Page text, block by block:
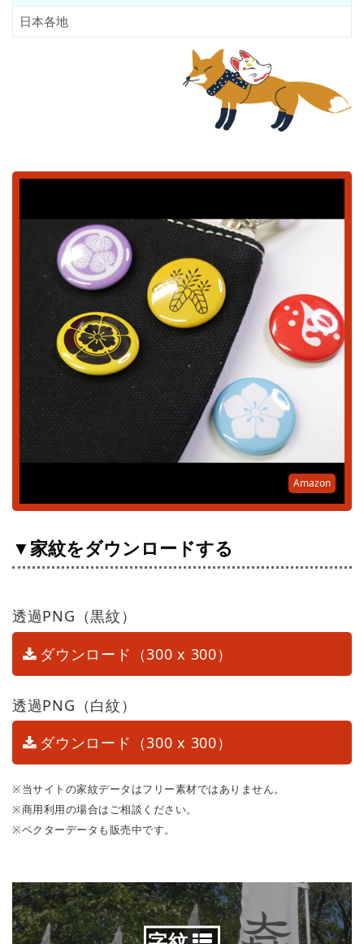
日本各地
Amazon
▼家紋をダウンロードする
透過PNG（黒紋）
ダウンロード（300 x 300）
透過PNG（白紋）
ダウンロード（300 x 300）
※当サイトの家紋データはフリー素材ではありません。
※商用利用の場合はご相談ください。
※ベクターデータも販売中です。